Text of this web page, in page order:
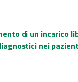
di un incarico
nei